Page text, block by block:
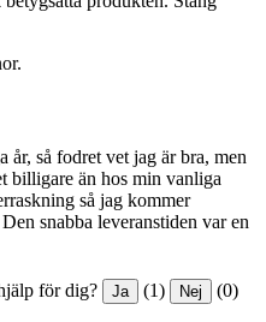
år, så fodret vet jag är bra, men
billigare än hos min vanliga
så jag kommer
snabba leveranstiden var en
för dig? Ja (1) Nej (0)